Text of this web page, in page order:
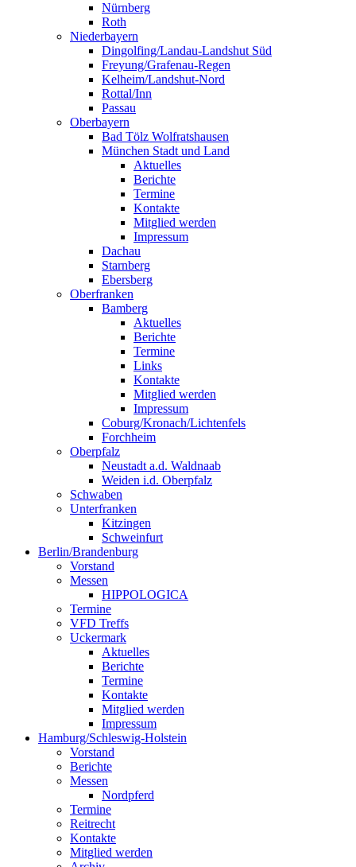
Nürnberg
Roth
Niederbayern
Dingolfing/Landau-Landshut Süd
Freyung/Grafenau-Regen
Kelheim/Landshut-Nord
Rottal/Inn
Passau
Oberbayern
Bad Tölz Wolfratshausen
München Stadt und Land
Aktuelles
Berichte
Termine
Kontakte
Mitglied werden
Impressum
Dachau
Starnberg
Ebersberg
Oberfranken
Bamberg
Aktuelles
Berichte
Termine
Links
Kontakte
Mitglied werden
Impressum
Coburg/Kronach/Lichtenfels
Forchheim
Oberpfalz
Neustadt a.d. Waldnaab
Weiden i.d. Oberpfalz
Schwaben
Unterfranken
Kitzingen
Schweinfurt
Berlin/Brandenburg
Vorstand
Messen
HIPPOLOGICA
Termine
VFD Treffs
Uckermark
Aktuelles
Berichte
Termine
Kontakte
Mitglied werden
Impressum
Hamburg/Schleswig-Holstein
Vorstand
Berichte
Messen
Nordpferd
Termine
Reitrecht
Kontakte
Mitglied werden